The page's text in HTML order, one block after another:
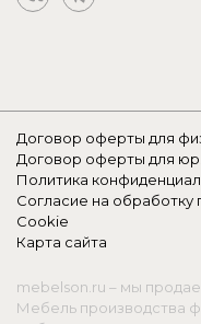
Договор оферты для
Договор оферты для
Политика
Согласие на
Cookie
Карта сайта
mebelson.ru – мы
Мебель производства